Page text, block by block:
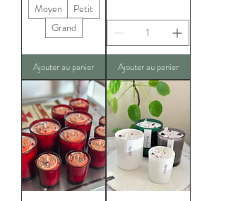
Moyen
Petit
Grand
Ajouter au panier Ajouter au panier